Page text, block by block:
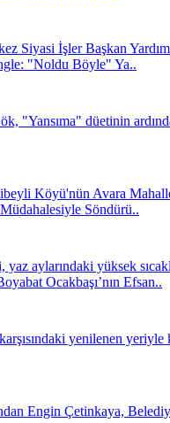
Siyasi İşler Başkan
"Noldu Böyle" Ya..
"Yansıma" düetinin
Köyü'nün Avara
Söndürü..
aylarındaki yüksek
Ocakbaşı’nın Efsan..
yenilenen yeriyle
Engin Çetinkaya,